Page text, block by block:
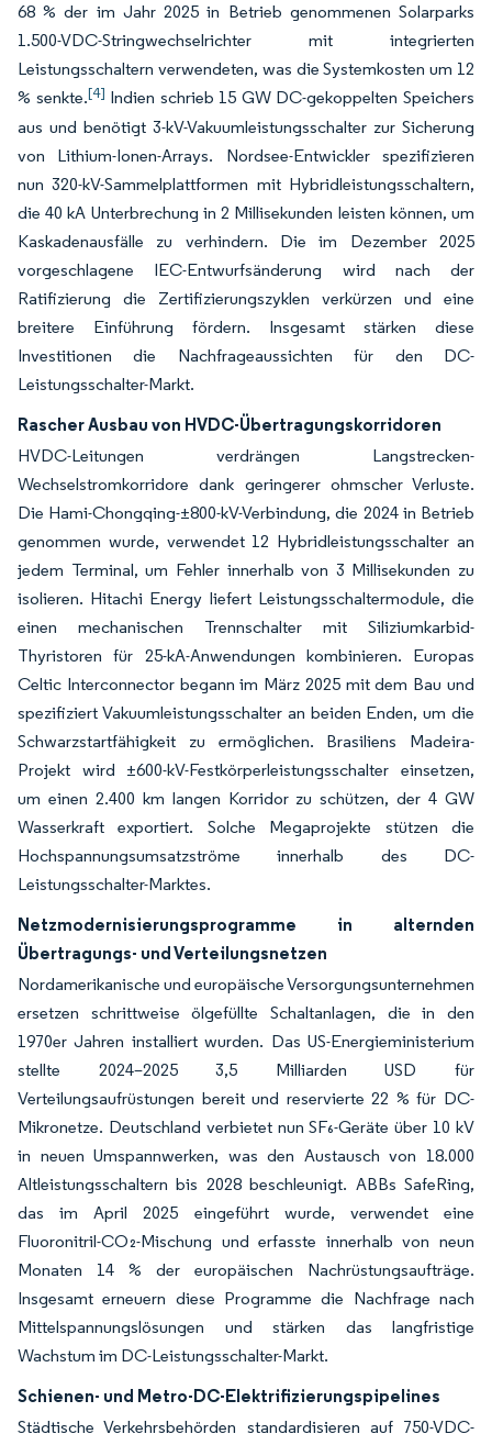
68 % der im Jahr 2025 in Betrieb genommenen Solarparks
1.500-VDC-Stringwechselrichter mit integrierten
Leistungsschaltern verwendeten, was die Systemkosten um 12
% senkte.[4] Indien schrieb 15 GW DC-gekoppelten Speichers
aus und benötigt 3-kV-Vakuumleistungsschalter zur Sicherung
von Lithium-Ionen-Arrays. Nordsee-Entwickler spezifizieren
nun 320-kV-Sammelplattformen mit Hybridleistungsschaltern,
die 40 kA Unterbrechung in 2 Millisekunden leisten können, um
Kaskadenausfälle zu verhindern. Die im Dezember 2025
vorgeschlagene IEC-Entwurfsänderung wird nach der
Ratifizierung die Zertifizierungszyklen verkürzen und eine
breitere Einführung fördern. Insgesamt stärken diese
Investitionen die Nachfrageaussichten für den DC-
Leistungsschalter-Markt.
Rascher Ausbau von HVDC-Übertragungskorridoren
HVDC-Leitungen verdrängen Langstrecken-
Wechselstromkorridore dank geringerer ohmscher Verluste.
Die Hami-Chongqing-±800-kV-Verbindung, die 2024 in Betrieb
genommen wurde, verwendet 12 Hybridleistungsschalter an
jedem Terminal, um Fehler innerhalb von 3 Millisekunden zu
isolieren. Hitachi Energy liefert Leistungsschaltermodule, die
einen mechanischen Trennschalter mit Siliziumkarbid-
Thyristoren für 25-kA-Anwendungen kombinieren. Europas
Celtic Interconnector begann im März 2025 mit dem Bau und
spezifiziert Vakuumleistungsschalter an beiden Enden, um die
Schwarzstartfähigkeit zu ermöglichen. Brasiliens Madeira-
Projekt wird ±600-kV-Festkörperleistungsschalter einsetzen,
um einen 2.400 km langen Korridor zu schützen, der 4 GW
Wasserkraft exportiert. Solche Megaprojekte stützen die
Hochspannungsumsatzströme innerhalb des DC-
Leistungsschalter-Marktes.
Netzmodernisierungsprogramme in alternden
Übertragungs- und Verteilungsnetzen
Nordamerikanische und europäische Versorgungsunternehmen
ersetzen schrittweise ölgefüllte Schaltanlagen, die in den
1970er Jahren installiert wurden. Das US-Energieministerium
stellte 2024–2025 3,5 Milliarden USD für
Verteilungsaufrüstungen bereit und reservierte 22 % für DC-
Mikronetze. Deutschland verbietet nun SF₆-Geräte über 10 kV
in neuen Umspannwerken, was den Austausch von 18.000
Altleistungsschaltern bis 2028 beschleunigt. ABBs SafeRing,
das im April 2025 eingeführt wurde, verwendet eine
Fluoronitril-CO₂-Mischung und erfasste innerhalb von neun
Monaten 14 % der europäischen Nachrüstungsaufträge.
Insgesamt erneuern diese Programme die Nachfrage nach
Mittelspannungslösungen und stärken das langfristige
Wachstum im DC-Leistungsschalter-Markt.
Schienen- und Metro-DC-Elektrifizierungspipelines
Städtische Verkehrsbehörden standardisieren auf 750-VDC-